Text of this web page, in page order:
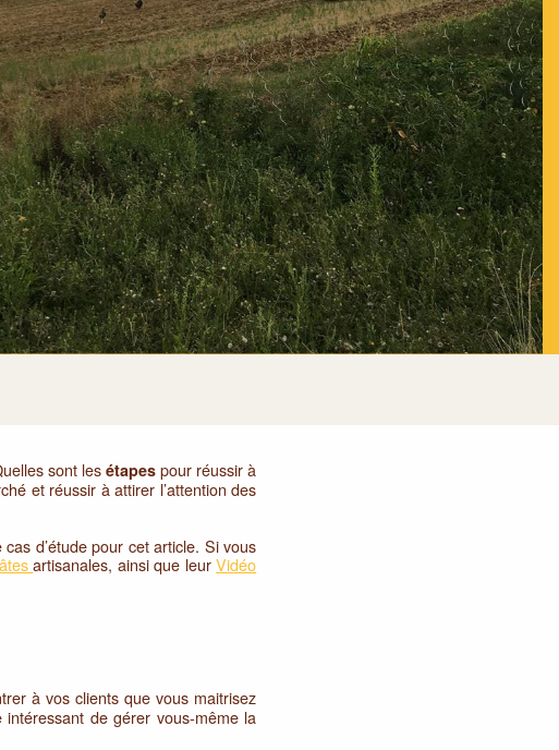
sont lesétapes pour réussir à
et réussir à attirer l’attention des
d’étude pour cet article. Si vous
artisanales, ainsi que leurVidéo
à vos clients que vous maitrisez
de gérer vous-même la